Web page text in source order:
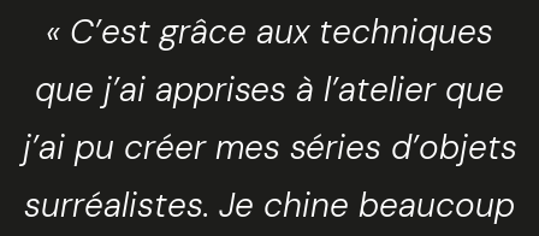
« C’est grâce aux techniques
que j’ai apprises à l’atelier que
j’ai pu créer mes séries d’objets
surréalistes. Je chine beaucoup
Trouvez votre session
Fermer